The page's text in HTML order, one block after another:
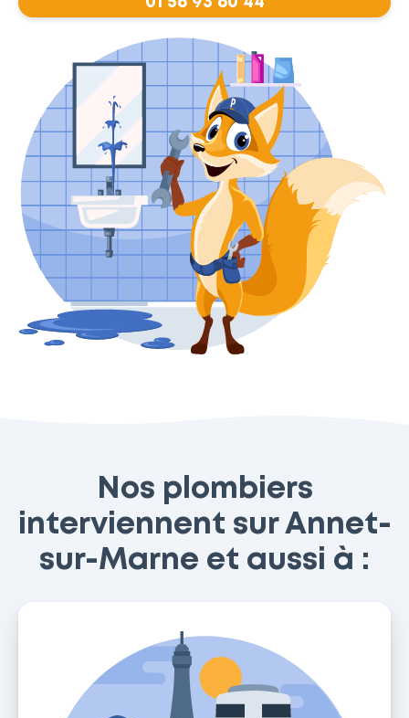
Nos plombiers
interviennent sur Annet-
sur-Marne et aussi à :